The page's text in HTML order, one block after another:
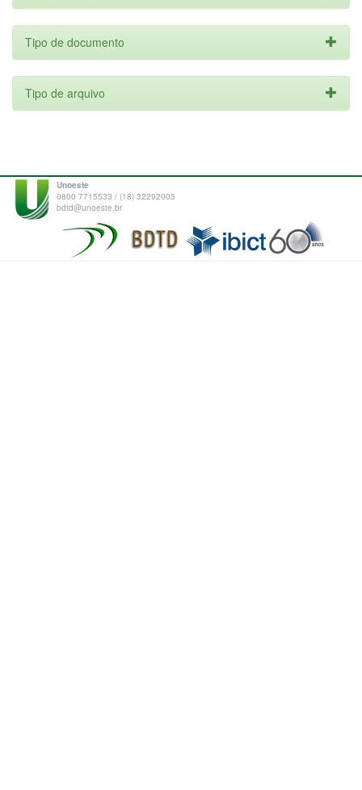
Tipo de documento
Tipo de arquivo
Unoeste
0800 7715533 / (18) 32292003
bdtd@unoeste.br